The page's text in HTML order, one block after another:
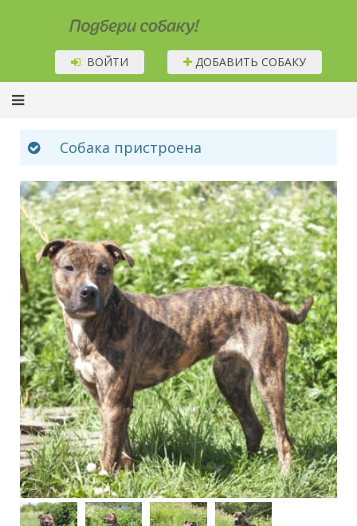
Подбери собаку!
ВОЙТИ ДОБАВИТЬ СОБАКУ
Собака пристроена